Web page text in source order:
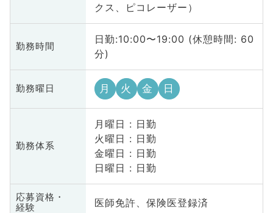
クス、ピコレーザー）
勤務時間
日勤:10:00〜19:00 (休憩時間: 60
分)
勤務曜日 月 火 金 日
勤務体系
月曜日 : 日勤
火曜日 : 日勤
金曜日 : 日勤
日曜日 : 日勤
応募資格・
経験
医師免許、保険医登録済